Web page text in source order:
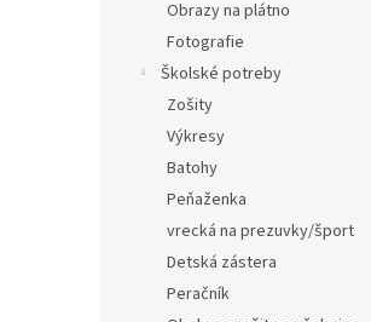
Obrazy na plátno
Fotografie
Školské potreby
Zošity
Výkresy
Batohy
Peňaženka
vrecká na prezuvky/šport
Detská zástera
Peračník